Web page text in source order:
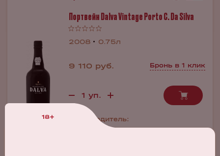
Портвейн Dalva Vintage Porto C. Da Silva
2008 0.75л
9 110 руб. Бронь в 1 клик
Производитель:
C. Da Silva
18+